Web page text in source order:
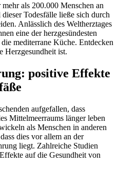
als 200.000 Menschen an
Todesfälle ließe sich durch
Anlässlich des Weltherztages
eine der herzgesündesten
mediterrane Küche. Entdecken
Herzgesundheit ist.
positive Effekte
aufgefallen, dass
Mittelmeerraums länger leben
als Menschen in anderen
dies vor allem an der
liegt. Zahlreiche Studien
auf die Gesundheit von